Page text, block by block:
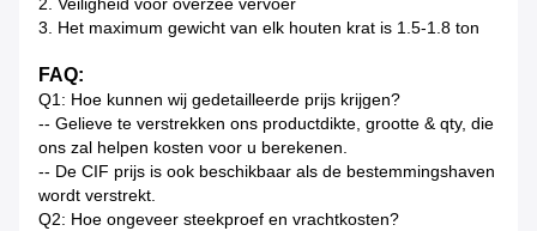
2. Veiligheid voor overzee vervoer
3. Het maximum gewicht van elk houten krat is 1.5-1.8 ton
FAQ:
Q1: Hoe kunnen wij gedetailleerde prijs krijgen?
-- Gelieve te verstrekken ons productdikte, grootte & qty, die
ons zal helpen kosten voor u berekenen.
-- De CIF prijs is ook beschikbaar als de bestemmingshaven
wordt verstrekt.
Q2: Hoe ongeveer steekproef en vrachtkosten?